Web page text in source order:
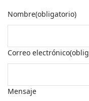
Nombre(obligatorio)
Correo electrónico
Mensaje